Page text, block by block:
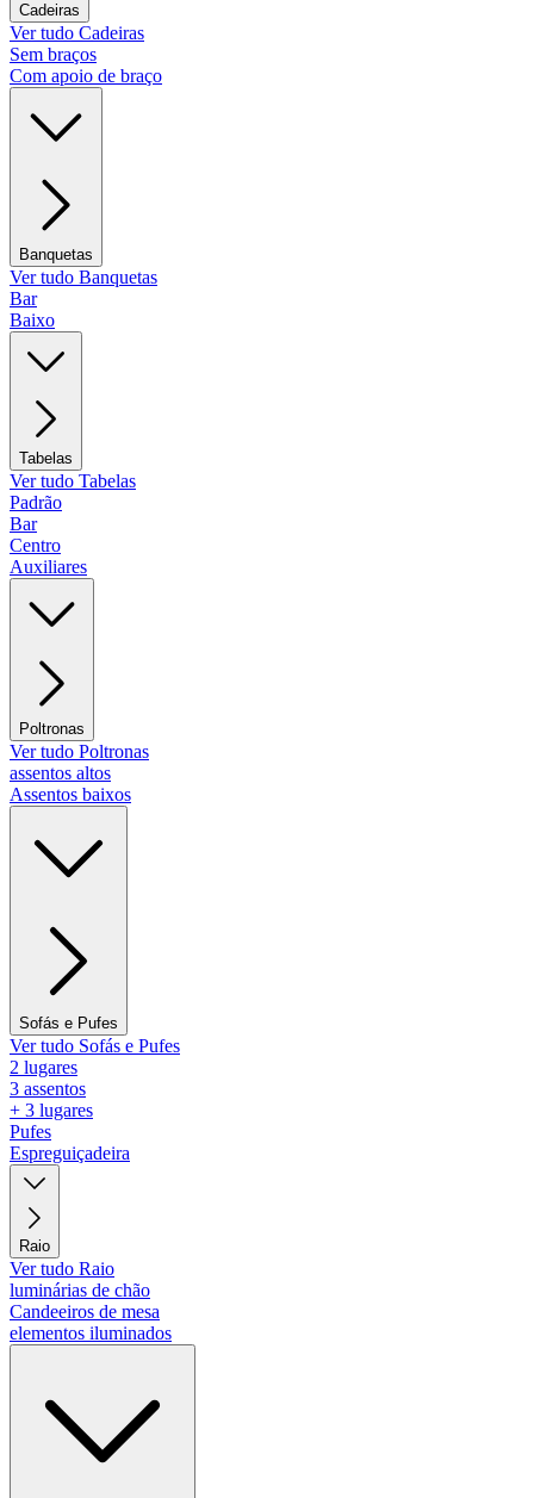
Cadeiras
Ver tudo Cadeiras
Sem braços
Com apoio de braço
Banquetas
Ver tudo Banquetas
Bar
Baixo
Tabelas
Ver tudo Tabelas
Padrão
Bar
Centro
Auxiliares
Poltronas
Ver tudo Poltronas
assentos altos
Assentos baixos
Sofás e Pufes
Ver tudo Sofás e Pufes
2 lugares
3 assentos
+ 3 lugares
Pufes
Espreguiçadeira
Raio
Ver tudo Raio
luminárias de chão
Candeeiros de mesa
elementos iluminados